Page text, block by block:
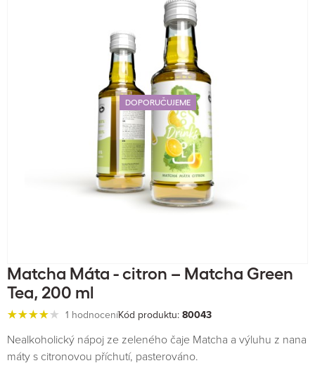
DOPORUČUJEME
Matcha Máta - citron – Matcha Green
Tea, 200 ml
1 hodnoceníKód produktu: 80043
Nealkoholický nápoj ze zeleného čaje Matcha a výluhu z nana
máty s citronovou příchutí, pasterováno.